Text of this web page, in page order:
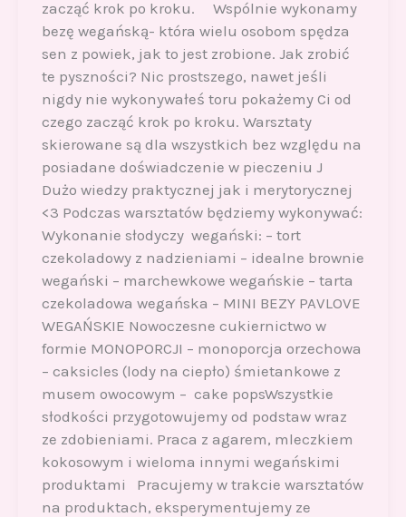
zacząć krok po kroku. Wspólnie wykonamy
bezę wegańską- która wielu osobom spędza
sen z powiek, jak to jest zrobione. Jak zrobić
te pyszności? Nic prostszego, nawet jeśli
nigdy nie wykonywałeś toru pokażemy Ci od
czego zacząć krok po kroku. Warsztaty
skierowane są dla wszystkich bez względu na
posiadane doświadczenie w pieczeniu J
Dużo wiedzy praktycznej jak i merytorycznej
<3 Podczas warsztatów będziemy wykonywać:
Wykonanie słodyczy wegański: – tort
czekoladowy z nadzieniami – idealne brownie
wegański – marchewkowe wegańskie – tarta
czekoladowa wegańska – MINI BEZY PAVLOVE
WEGAŃSKIE Nowoczesne cukiernictwo w
formie MONOPORCJI – monoporcja orzechowa
– caksicles (lody na ciepło) śmietankowe z
musem owocowym – cake popsWszystkie
słodkości przygotowujemy od podstaw wraz
ze zdobieniami. Praca z agarem, mleczkiem
kokosowym i wieloma innymi wegańskimi
produktami Pracujemy w trakcie warsztatów
na produktach, eksperymentujemy ze